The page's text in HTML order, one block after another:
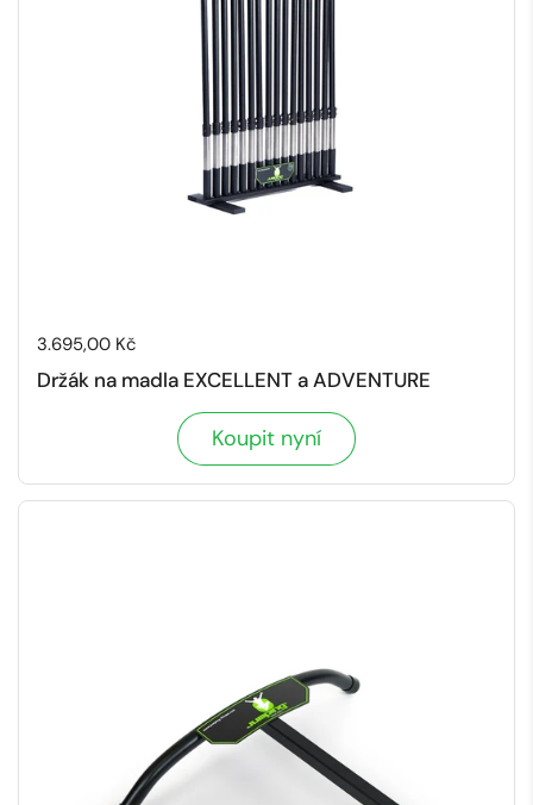
Cena:
3.695,00 Kč
Držák na madla EXCELLENT a ADVENTURE
Koupit nyní